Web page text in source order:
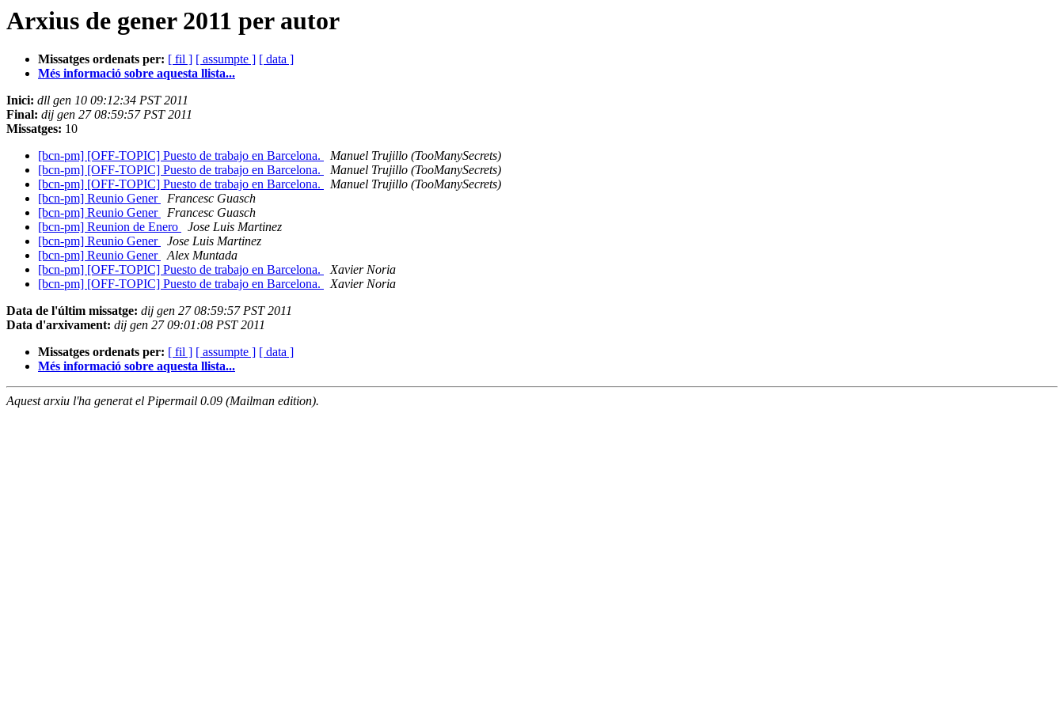
Arxius de gener 2011 per autor
Missatges ordenats per: [ fil ] [ assumpte ] [ data ]
Més informació sobre aquesta llista...
Inici: dll gen 10 09:12:34 PST 2011
Final: dij gen 27 08:59:57 PST 2011
Missatges: 10
[bcn-pm] [OFF-TOPIC] Puesto de trabajo en Barcelona.
Manuel Trujillo (TooManySecrets)
[bcn-pm] [OFF-TOPIC] Puesto de trabajo en Barcelona.
Manuel Trujillo (TooManySecrets)
[bcn-pm] [OFF-TOPIC] Puesto de trabajo en Barcelona.
Manuel Trujillo (TooManySecrets)
[bcn-pm] Reunio Gener
Francesc Guasch
[bcn-pm] Reunio Gener
Francesc Guasch
[bcn-pm] Reunion de Enero
Jose Luis Martinez
[bcn-pm] Reunio Gener
Jose Luis Martinez
[bcn-pm] Reunio Gener
Alex Muntada
[bcn-pm] [OFF-TOPIC] Puesto de trabajo en Barcelona.
Xavier Noria
[bcn-pm] [OFF-TOPIC] Puesto de trabajo en Barcelona.
Xavier Noria
Data de l'últim missatge: dij gen 27 08:59:57 PST 2011
Data d'arxivament: dij gen 27 09:01:08 PST 2011
Missatges ordenats per: [ fil ] [ assumpte ] [ data ]
Més informació sobre aquesta llista...
Aquest arxiu l'ha generat el Pipermail 0.09 (Mailman edition).